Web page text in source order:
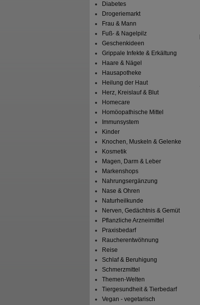
Diabetes
Drogeriemarkt
Frau & Mann
Fuß- & Nagelpilz
Geschenkideen
Grippale Infekte & Erkältung
Haare & Nägel
Hausapotheke
Heilung der Haut
Herz, Kreislauf & Blut
Homecare
Homöopathische Mittel
Immunsystem
Kinder
Knochen, Muskeln & Gelenke
Kosmetik
Magen, Darm & Leber
Markenshops
Nahrungsergänzung
Nase & Ohren
Naturheilkunde
Nerven, Gedächtnis & Gemüt
Pflanzliche Arzneimittel
Praxisbedarf
Raucherentwöhnung
Reise
Schlaf & Beruhigung
Schmerzmittel
Themen-Welten
Tiergesundheit & Tierbedarf
Vegan - vegetarisch